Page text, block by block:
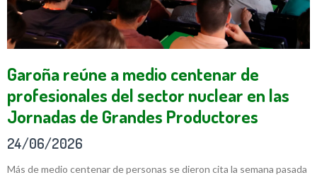
Garoña reúne a medio centenar de
profesionales del sector nuclear en las
Jornadas de Grandes Productores
24/06/2026
Más de medio centenar de personas se dieron cita la semana pasada